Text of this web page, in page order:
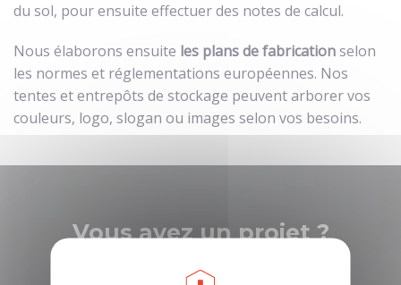
du sol, pour ensuite effectuer des notes de calcul.
Nous élaborons ensuite les plans de fabricationselon
les normes et réglementations européennes. Nos
tentes et entrepôts de stockage peuvent arborer vos
couleurs, logo, slogan ou images selon vos besoins.
Vous avez un projet ?
Parlons en !